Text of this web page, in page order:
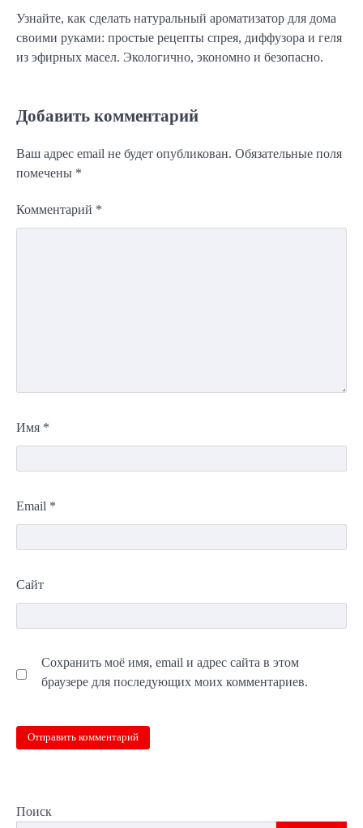
Узнайте, как сделать натуральный ароматизатор для дома
своими руками: простые рецепты спрея, диффузора и геля
из эфирных масел. Экологично, экономно и безопасно.
Добавить комментарий
Ваш адрес email не будет опубликован. Обязательные поля
помечены *
Комментарий *
Имя *
Email *
Сайт
Сохранить моё имя, email и адрес сайта в этом
браузере для последующих моих комментариев.
Поиск